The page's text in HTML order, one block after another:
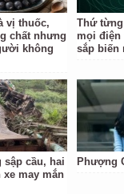
vị thuốc,
chất nhưng
không
Thứ
mọi điện
sắp biến
sập cầu, hai
may mắn
Phượng